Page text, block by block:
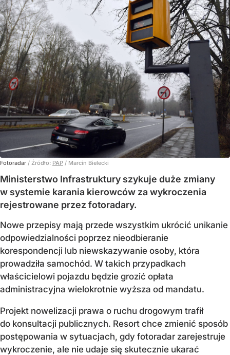
Fotoradar / Źródło: PAP / Marcin Bielecki
Ministerstwo Infrastruktury szykuje duże zmiany
w systemie karania kierowców za wykroczenia
rejestrowane przez fotoradary.
Nowe przepisy mają przede wszystkim ukrócić unikanie
odpowiedzialności poprzez nieodbieranie
korespondencji lub niewskazywanie osoby, która
prowadziła samochód. W takich przypadkach
właścicielowi pojazdu będzie grozić opłata
administracyjna wielokrotnie wyższa od mandatu.
Projekt nowelizacji prawa o ruchu drogowym trafił
do konsultacji publicznych. Resort chce zmienić sposób
postępowania w sytuacjach, gdy fotoradar zarejestruje
wykroczenie, ale nie udaje się skutecznie ukarać